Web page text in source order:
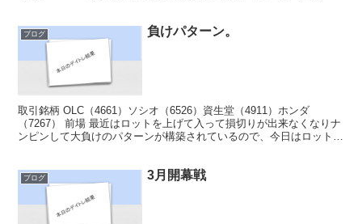
ブログ 負けパターン。
取引銘柄 OLC（4661）ソシオ（6526）資生堂（4911）ホンダ
（7267） 前場 最近はロットを上げて入って損切りが出来なくなりナ
ンピンして大負けのパターンが構築されているので、今日はロットは
ブログ 3月開幕戦